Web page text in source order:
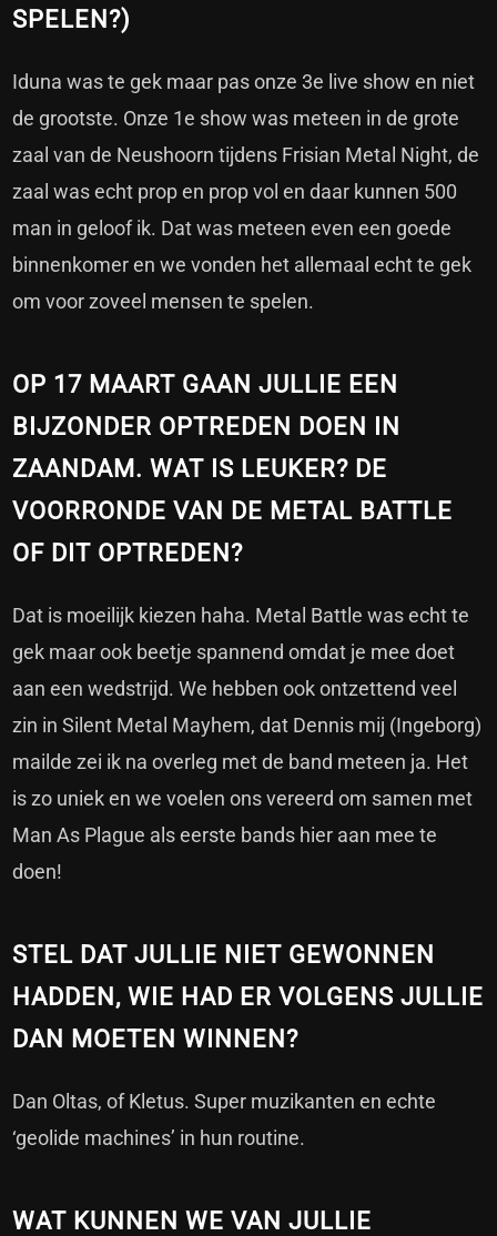
SPELEN?)
Iduna was te gek maar pas onze 3e live show en niet
de grootste. Onze 1e show was meteen in de grote
zaal van de Neushoorn tijdens Frisian Metal Night, de
zaal was echt prop en prop vol en daar kunnen 500
man in geloof ik. Dat was meteen even een goede
binnenkomer en we vonden het allemaal echt te gek
om voor zoveel mensen te spelen.
OP 17 MAART GAAN JULLIE EEN
BIJZONDER OPTREDEN DOEN IN
ZAANDAM. WAT IS LEUKER? DE
VOORRONDE VAN DE METAL BATTLE
OF DIT OPTREDEN?
Dat is moeilijk kiezen haha. Metal Battle was echt te
gek maar ook beetje spannend omdat je mee doet
aan een wedstrijd. We hebben ook ontzettend veel
zin in Silent Metal Mayhem, dat Dennis mij (Ingeborg)
mailde zei ik na overleg met de band meteen ja. Het
is zo uniek en we voelen ons vereerd om samen met
Man As Plague als eerste bands hier aan mee te
doen!
STEL DAT JULLIE NIET GEWONNEN
HADDEN, WIE HAD ER VOLGENS JULLIE
DAN MOETEN WINNEN?
Dan Oltas, of Kletus. Super muzikanten en echte
‘geolide machines’ in hun routine.
WAT KUNNEN WE VAN JULLIE